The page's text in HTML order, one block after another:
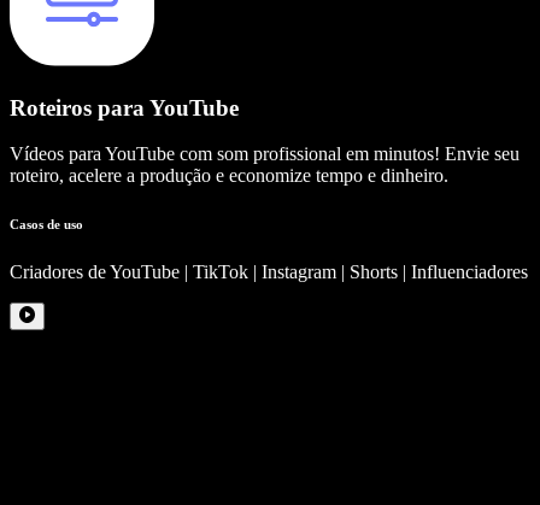
Roteiros para YouTube
Vídeos para YouTube com som profissional em minutos! Envie seu
roteiro, acelere a produção e economize tempo e dinheiro.
Casos de uso
Criadores de YouTube | TikTok | Instagram | Shorts | Influenciadores